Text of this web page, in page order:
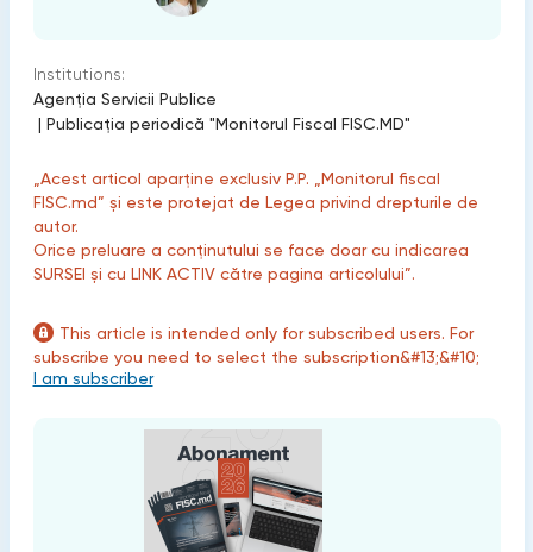
Institutions:
Agenția Servicii Publice
| Publicaţia periodică "Monitorul Fiscal FISC.MD"
„Acest articol aparține exclusiv P.P. „Monitorul fiscal
FISC.md” și este protejat de Legea privind drepturile de
autor.
Orice preluare a conținutului se face doar cu indicarea
SURSEI și cu LINK ACTIV către pagina articolului”.
This article is intended only for subscribed users. For
subscribe you need to select the subscription&#13;&#10;
I am subscriber